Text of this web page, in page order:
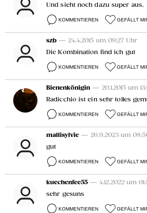
Und sieht noch dazu super aus.
KOMMENTIEREN GEFÄLLT
szb — 24.4.2015 um 09:27 Uhr
Die Kombination find ich gut
KOMMENTIEREN GEFÄLLT
Bienenkönigin — 20.1.2015 um
Radicchio ist ein sehr tolles
KOMMENTIEREN GEFÄLLT
mallisylvie — 26.9.2023 um
gut
KOMMENTIEREN GEFÄLLT
kuechenfee55 — 4.12.2022 um
sehr gesuns
KOMMENTIEREN GEFÄLLT